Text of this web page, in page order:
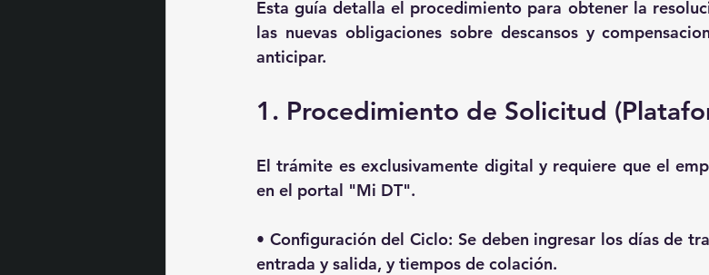
Esta guía detalla el procedimiento para obtener la
las nuevas obligaciones sobre descansos y
anticipar.
1. Procedimiento de Solicitud
El trámite es exclusivamente digital y requiere que el
en el portal "Mi DT".
• Configuración del Ciclo: Se deben ingresar los días de
entrada y salida, y tiempos de colación.